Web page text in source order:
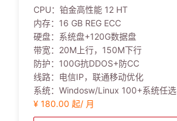
CPU： 铂金高性能 12 HT
内存： 16 GB REG ECC
硬盘： 系统盘+120G数据盘
带宽： 20M上行，150M下行
防护： 100G抗DDOS+防CC
线路： 电信IP，联通移动优化
系统： Windosw/Linux 100+系统任选
¥ 180.00 起/ 月